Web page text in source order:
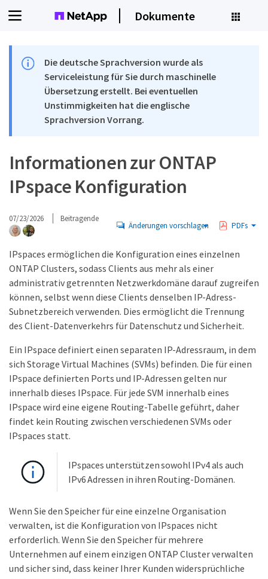
Dokumente
Die deutsche Sprachversion wurde als
Serviceleistung für Sie durch maschinelle
Übersetzung erstellt. Bei eventuellen
Unstimmigkeiten hat die englische
Sprachversion Vorrang.
Informationen zur ONTAP
IPspace Konfiguration
07/23/2026 Beitragende
Änderungen vorschlagen PDFs
IPspaces ermöglichen die Konfiguration eines einzelnen
ONTAP Clusters, sodass Clients aus mehr als einer
administrativ getrennten Netzwerkdomäne darauf zugreifen
können, selbst wenn diese Clients denselben IP-Adress-
Subnetzbereich verwenden. Dies ermöglicht die Trennung
des Client-Datenverkehrs für Datenschutz und Sicherheit.
Ein IPspace definiert einen separaten IP-Adressraum, in dem
sich Storage Virtual Machines (SVMs) befinden. Die für einen
IPspace definierten Ports und IP-Adressen gelten nur
innerhalb dieses IPspace. Für jede SVM innerhalb eines
IPspace wird eine eigene Routing-Tabelle geführt, daher
findet kein Routing zwischen verschiedenen SVMs oder
IPspaces statt.
IPspaces unterstützen sowohl IPv4 als auch
IPv6 Adressen in ihren Routing-Domänen.
Wenn Sie den Speicher für eine einzelne Organisation
verwalten, ist die Konfiguration von IPspaces nicht
erforderlich. Wenn Sie den Speicher für mehrere
Unternehmen auf einem einzigen ONTAP Cluster verwalten
und sicher sind, dass keiner Ihrer Kunden widersprüchliche